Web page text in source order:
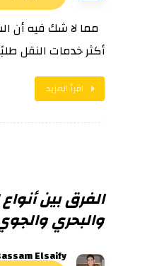
مما لا شك فيه أن
أكثر خدمات النقل
اقرأ المزيد
الفرق بين
والبحري
Elsaify